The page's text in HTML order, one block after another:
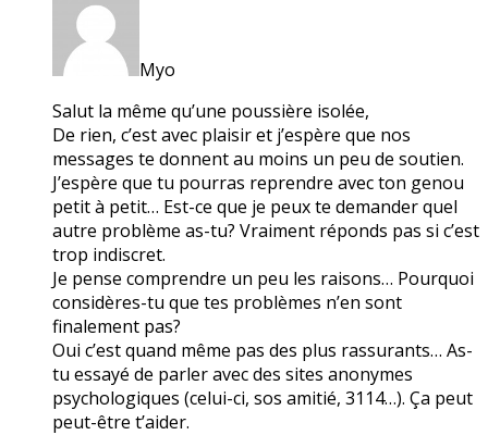
Myo
Salut la même qu’une poussière isolée,
De rien, c’est avec plaisir et j’espère que nos
messages te donnent au moins un peu de soutien.
J’espère que tu pourras reprendre avec ton genou
petit à petit… Est-ce que je peux te demander quel
autre problème as-tu? Vraiment réponds pas si c’est
trop indiscret.
Je pense comprendre un peu les raisons… Pourquoi
considères-tu que tes problèmes n’en sont
finalement pas?
Oui c’est quand même pas des plus rassurants… As-
tu essayé de parler avec des sites anonymes
psychologiques (celui-ci, sos amitié, 3114…). Ça peut
peut-être t’aider.